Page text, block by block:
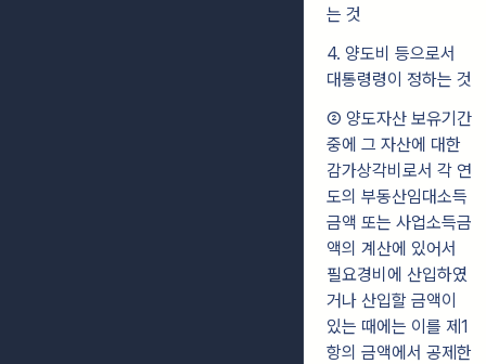
는 것
4. 양도비 등으로서
대통령령이 정하는 것
② 양도자산 보유기간
중에 그 자산에 대한
감가상각비로서 각 연
도의 부동산임대소득
금액 또는 사업소득금
액의 계산에 있어서
필요경비에 산입하였
거나 산입할 금액이
있는 때에는 이를 제1
항의 금액에서 공제한